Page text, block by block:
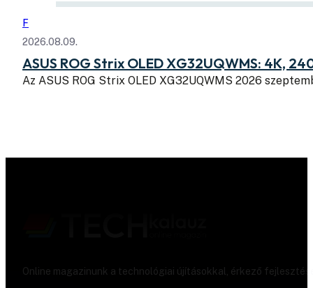
F
2026.08.09.
ASUS ROG Strix OLED XG32UQWMS: 4K,
Az ASUS ROG Strix OLED XG32UQWMS 2026
Online magazinunk a technológiai újításokkal, érkező